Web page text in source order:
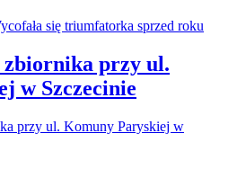
zbiornika przy ul.
w Szczecinie